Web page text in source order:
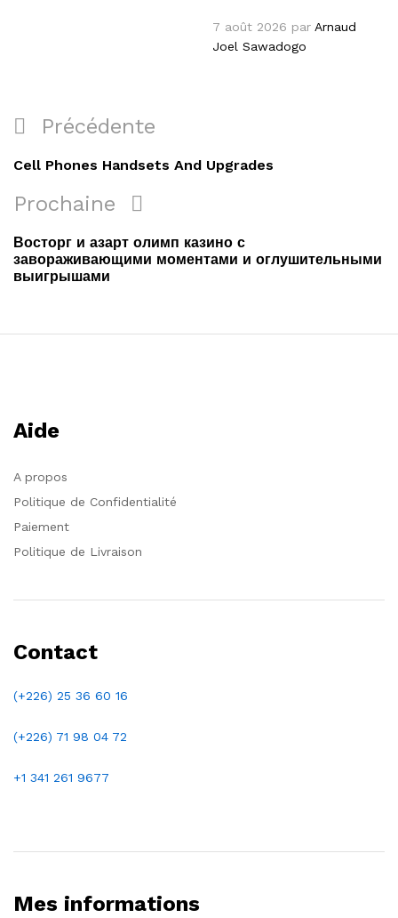
7 août 2026 par Arnaud
Joel Sawadogo
Précédente
Cell Phones Handsets And Upgrades
Prochaine
Восторг и азарт олимп казино с
завораживающими моментами и оглушительными
выигрышами
Aide
A propos
Politique de Confidentialité
Paiement
Politique de Livraison
Contact
(+226) 25 36 60 16
(+226) 71 98 04 72
+1 341 261 9677
Mes informations